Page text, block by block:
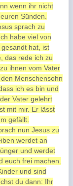
wenn ihr nicht
Sünden.
sprach zu
habe viel von
hat, ist
das rede ich zu
ihnen vom Vater
Menschensohn
ich es bin und
Vater gelehrt
mit mir. Er lässt
gefällt.
nun Jesus zu
werdet an
und werdet
euch frei machen.
und sind
du dann: Ihr